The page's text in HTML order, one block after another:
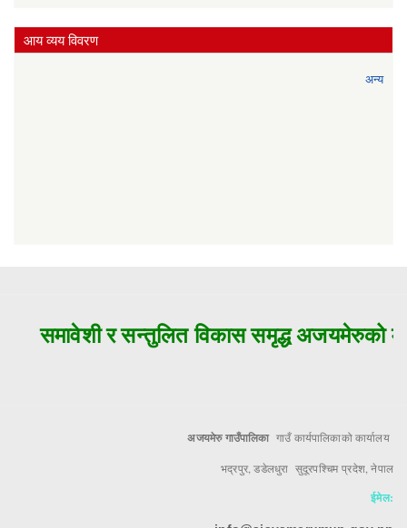
आय व्यय विवरण
अन्य
समावेशी र सन्तुलित विकास समृद्ध अजयमेरुको
अजयमेरु गाउँपालिका गाउँ कार्यपालिकाको कार्यालय
भद्रपुर, डडेलधुरा सुदूरपश्चिम प्रदेश, नेपाल
ईमेल: